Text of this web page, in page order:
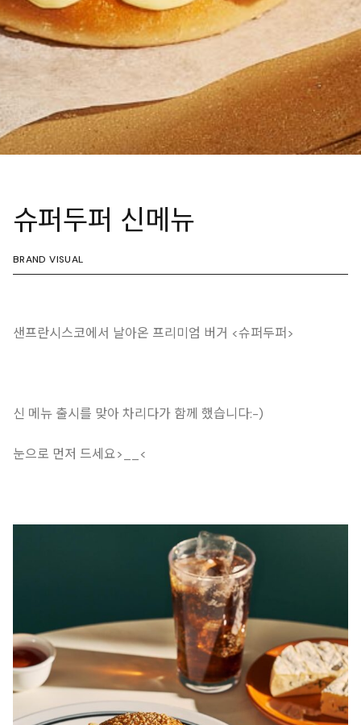
슈퍼두퍼 신메뉴
BRAND VISUAL
샌프란시스코에서 날아온 프리미엄 버거 <슈퍼두퍼>
신 메뉴 출시를 맞아 차리다가 함께 했습니다:-)
눈으로 먼저 드세요>__<